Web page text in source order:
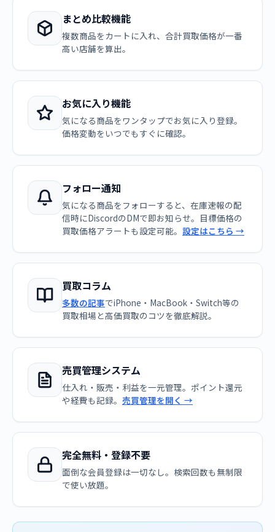
まとめ比較機能
複数商品をカートに入れ、合計買取価格が一番
高い店舗を算出。
お気に入り機能
気になる商品をワンタップでお気に入り登録。
価格変動をいつでもすぐに確認。
フォロー通知
気になる商品をフォローすると、在庫速報の配
信時にDiscordのDMで即お知らせ。目標価格の
買取価格アラートも設定可能。 設定はこちら →
買取コラム
多数の記事でiPhone・MacBook・Switch等の
買取相場と高価買取のコツを徹底解説。
売買管理システム
仕入れ・販売・利益を一元管理。ポイント還元
や経費も記録。 売買管理を開く →
完全無料・登録不要
面倒な会員登録は一切なし。検索回数も無制限
で使い放題。